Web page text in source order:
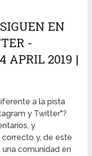
EN
-
APRIL 2019 |
a la pista
y Twitter"?
y
y, de este
comunidad en